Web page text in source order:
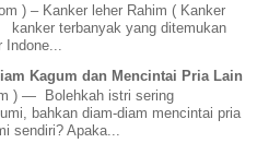
) – Kanker leher Rahim ( Kanker
kanker terbanyak yang ditemukan
Kagum dan Mencintai Pria Lain
) — Bolehkah istri sering
bahkan diam-diam mencintai pria
sendiri? Apaka...